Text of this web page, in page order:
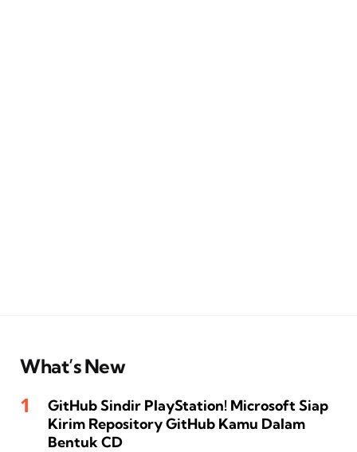
What’s New
GitHub Sindir PlayStation! Microsoft Siap
Kirim Repository GitHub Kamu Dalam
Bentuk CD